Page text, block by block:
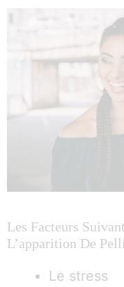
Les Facteurs
L’apparition De
Le stress